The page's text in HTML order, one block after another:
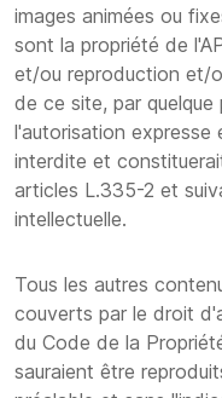
images animées ou
sont la propriété de
et/ou reproduction et/
de ce site, par
l'autorisation expresse
interdite et
articles L.335-2 et
intellectuelle.
Tous les autres
couverts par le droit
du Code de la
sauraient être